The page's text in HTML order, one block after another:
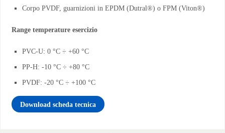
Corpo PVDF, guarnizioni in EPDM (Dutral®) o FPM (Viton®)
Range temperature esercizio
PVC-U: 0 °C ÷ +60 °C
PP-H: -10 °C ÷ +80 °C
PVDF: -20 °C ÷ +100 °C
Download scheda tecnica